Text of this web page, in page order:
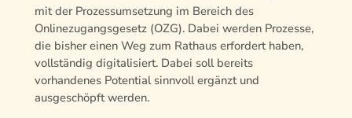
mit der Prozessumsetzung im Bereich des
Onlinezugangsgesetz (OZG). Dabei werden Prozesse,
die bisher einen Weg zum Rathaus erfordert haben,
vollständig digitalisiert. Dabei soll bereits
vorhandenes Potential sinnvoll ergänzt und
ausgeschöpft werden.